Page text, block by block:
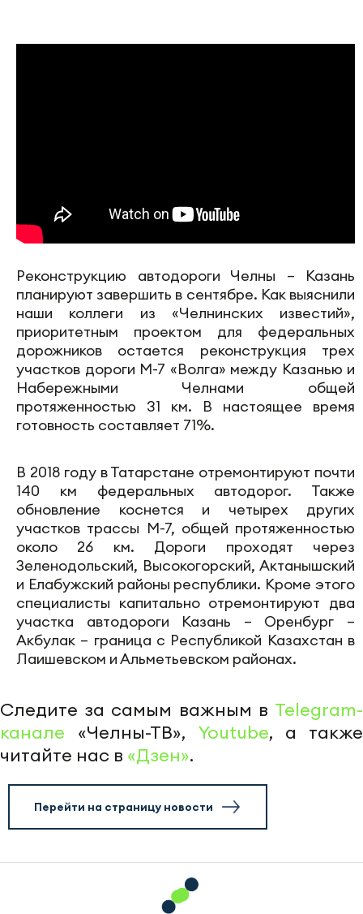
Реконструкцию автодороги Челны – Казань
планируют завершить в сентябре. Как выяснили
наши коллеги из «Челнинских известий»,
приоритетным проектом для федеральных
дорожников остается реконструкция трех
участков дороги М-7 «Волга» между Казанью и
Набережными Челнами общей
протяженностью 31 км. В настоящее время
готовность составляет 71%.
В 2018 году в Татарстане отремонтируют почти
140 км федеральных автодорог. Также
обновление коснется и четырех других
участков трассы М-7, общей протяженностью
около 26 км. Дороги проходят через
Зеленодольский, Высокогорский, Актанышский
и Елабужский районы республики. Кроме этого
специалисты капитально отремонтируют два
участка автодороги Казань – Оренбург –
Акбулак – граница с Республикой Казахстан в
Лаишевском и Альметьевском районах.
Следите за самым важным в Telegram-
канале «Челны-ТВ», Youtube, а также
читайте нас в «Дзен».
Перейти на страницу новости